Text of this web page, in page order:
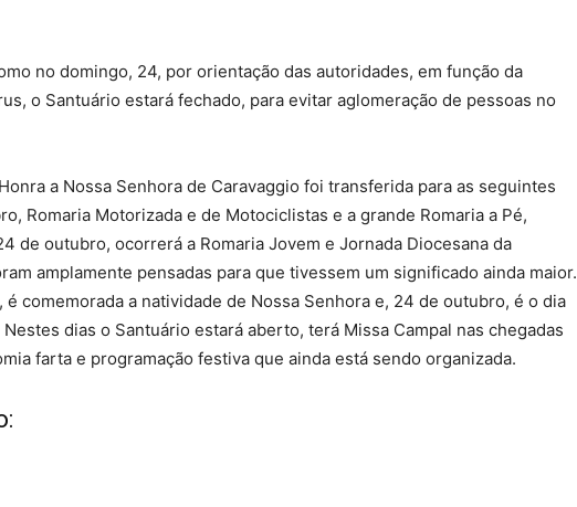
no domingo, 24, por orientação das autoridades, em função da
o Santuário estará fechado, para evitar aglomeração de pessoas no
a Nossa Senhora de Caravaggio foi transferida para as seguintes
Romaria Motorizada e de Motociclistas e a grande Romaria a Pé,
de outubro, ocorrerá a Romaria Jovem e Jornada Diocesana da
amplamente pensadas para que tivessem um significado ainda maior.
é comemorada a natividade de Nossa Senhora e, 24 de outubro, é o dia
dias o Santuário estará aberto, terá Missa Campal nas chegadas
farta e programação festiva que ainda está sendo organizada.